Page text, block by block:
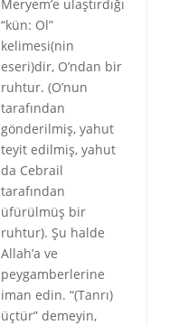
Meryem’e ulaştırdığı
“kün: Ol”
kelimesi(nin
eseri)dir, O’ndan bir
ruhtur. (O’nun
tarafından
gönderilmiş, yahut
teyit edilmiş, yahut
da Cebrail
tarafından
üfürülmüş bir
ruhtur). Şu halde
Allah’a ve
peygamberlerine
iman edin. “(Tanrı)
üçtür” demeyin,